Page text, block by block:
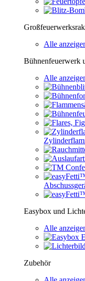
Alle
Bühnenfeuerwerk
Alle
Easybox und
Alle
Zubehör